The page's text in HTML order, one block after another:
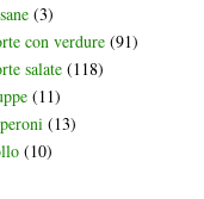
(3)
con verdure (91)
salate (118)
(11)
(13)
(10)